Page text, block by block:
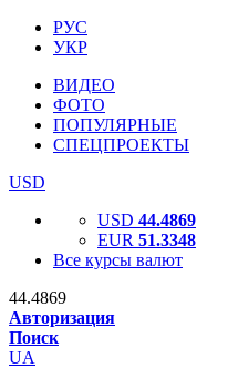
РУС
УКР
ВИДЕО
ФОТО
ПОПУЛЯРНЫЕ
СПЕЦПРОЕКТЫ
USD
USD 44.4869
EUR 51.3348
Все курсы валют
44.4869
Авторизация
Поиск
UA